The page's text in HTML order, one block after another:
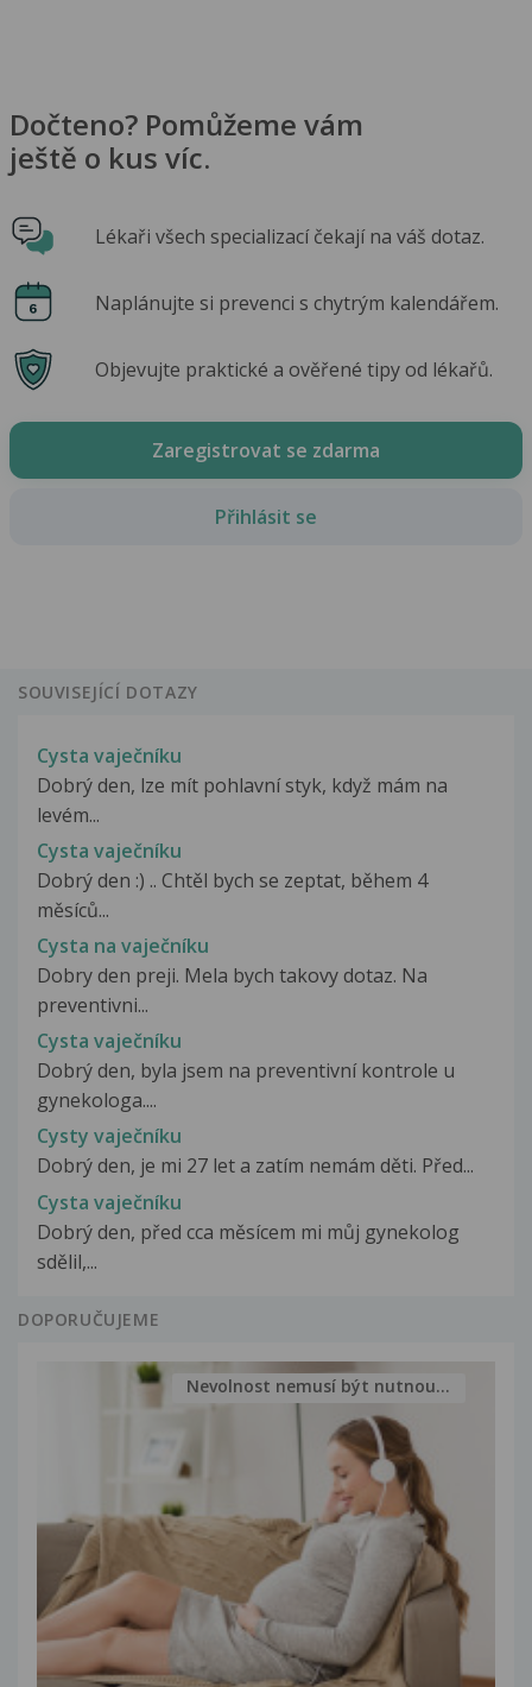
Dočteno? Pomůžeme vám
ještě o kus víc.
Lékaři všech specializací čekají na váš dotaz.
Naplánujte si prevenci s chytrým kalendářem.
Objevujte praktické a ověřené tipy od lékařů.
Zaregistrovat se zdarma
Přihlásit se
SOUVISEJÍCÍ DOTAZY
Cysta vaječníku
Dobrý den, lze mít pohlavní styk, když mám na
levém...
Cysta vaječníku
Dobrý den :) .. Chtěl bych se zeptat, během 4
měsíců...
Cysta na vaječníku
Dobry den preji. Mela bych takovy dotaz. Na
preventivni...
Cysta vaječníku
Dobrý den, byla jsem na preventivní kontrole u
gynekologa....
Cysty vaječníku
Dobrý den, je mi 27 let a zatím nemám děti. Před...
Cysta vaječníku
Dobrý den, před cca měsícem mi můj gynekolog
sdělil,...
DOPORUČUJEME
Nevolnost nemusí být nutnou...